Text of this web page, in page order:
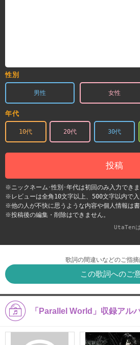
性別
男性 女性
年代
10代 20代 30代
投稿
※ニックネーム･性別･年代は初回のみ入力できま
※レビューは全角10文字以上、500文字以内で入
※他の人が不快に思うような内容や個人情報は書
※投稿後の編集・削除はできません。
UtaTen
歌詞の間違いなどのご指摘
この歌詞へのご
「Parallel World」収録アル